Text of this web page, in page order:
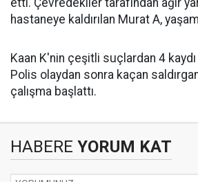
etti. Çevredekiler tarafından ağır
hastaneye kaldırılan Murat A,
Kaan K'nin çeşitli suçlardan 4
Polis olaydan sonra kaçan
çalışma başlattı.
HABERE YORUM KAT